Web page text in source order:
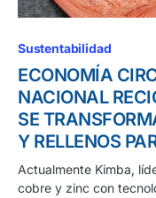
Sustentabilidad
ECONOMÍA
NACIONAL
SE
Y RELLENOS
Actualmente Kimba,
cobre y zinc con